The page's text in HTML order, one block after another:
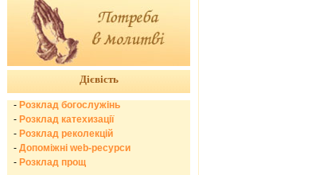
Дієвість
- Розклад богослужінь
- Розклад катехизації
- Розклад реколекцій
- Допоміжні web-ресурси
- Розклад прощ